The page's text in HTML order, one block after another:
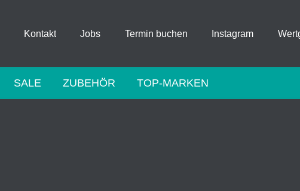
Kontakt Jobs Termin buchen Instagram
SALE ZUBEHÖR TOP-MARKEN